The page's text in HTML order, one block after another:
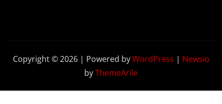
Copyright © 2026 | Powered byWordPress | Newsio
byThemeArile